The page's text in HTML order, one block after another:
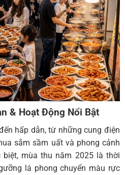
& Hoạt Động Nổi Bật
hấp dẫn, từ những cung điện
sắm sầm uất và phong cảnh
mùa thu năm 2025 là thời
lá phong chuyển màu rực